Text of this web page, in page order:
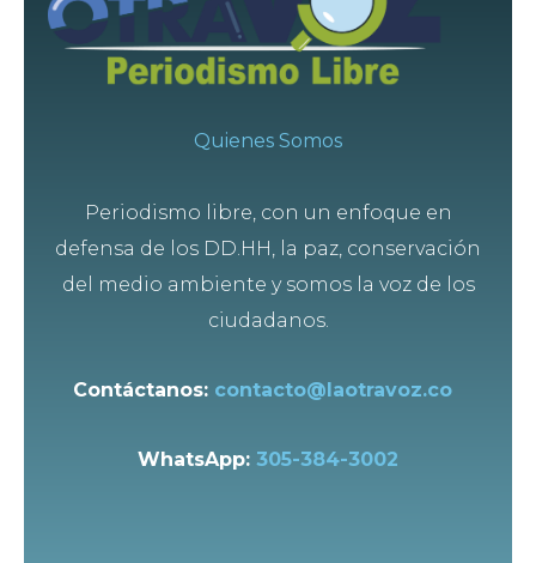
Quienes Somos
Periodismo libre, con un enfoque en
defensa de los DD.HH, la paz, conservación
del medio ambiente y somos la voz de los
ciudadanos.
Contáctanos: contacto@laotravoz.co
WhatsApp: 305-384-3002